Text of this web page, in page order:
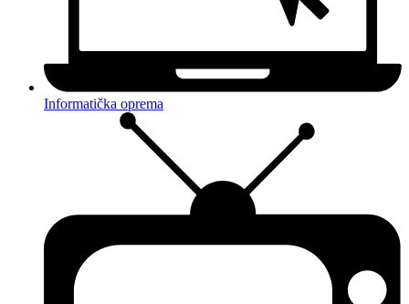
Informatička oprema